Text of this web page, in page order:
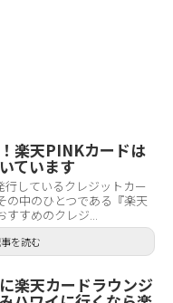
楽天PINKカードは
ています
しているクレジットカー
の中のひとつである『楽天
すめのクレジ...
を読む
楽天カードラウンジ